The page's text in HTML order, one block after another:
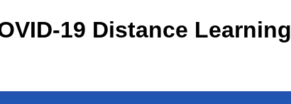
19 Distance Learning